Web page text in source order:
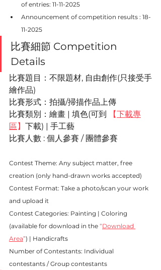
of entries: 11-11-2025
Announcement of competition results : 18-
11-2025
比賽細節 Competition
Details
比賽題目：不限題材, 自由創作(只接受手
繪作品)
比賽形式：拍攝/掃描作品上傳
比賽類別： 繪畫 | 填色(可到 【下載專
區】 下載) | 手工藝
比賽人數 : 個人參賽 / 團體參賽
Contest Theme: Any subject matter, free
creation (only hand-drawn works accepted)
Contest Format: Take a photo/scan your work
and upload it
Contest Categories: Painting | Coloring
(available for download in the “Download
Area”) | Handicrafts
Number of Contestants: Individual
contestants / Group contestants